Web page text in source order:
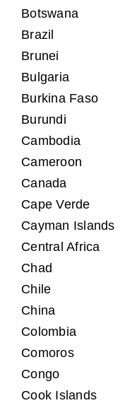
Botswana
Brazil
Brunei
Bulgaria
Burkina Faso
Burundi
Cambodia
Cameroon
Canada
Cape Verde
Cayman Islands
Central Africa
Chad
Chile
China
Colombia
Comoros
Congo
Cook Islands